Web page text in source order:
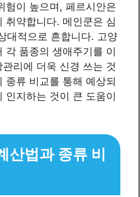
험이 높으며, 페르시안은
취약합니다. 메인쿤은 심
대적으로 흔합니다. 고양
각 품종의 생애주기를 이
리에 더욱 신경 쓰는 것
종류 비교를 통해 예상되
인지하는 것이 큰 도움이
산법과 종류 비